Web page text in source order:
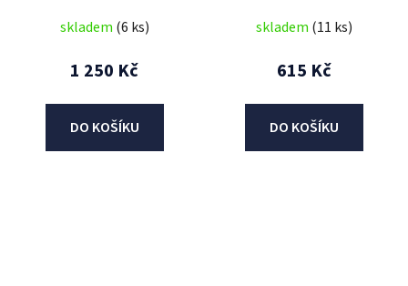
skladem (6 ks)
1 250 Kč
DO KOŠÍKU
skladem (11 ks)
615 Kč
DO KOŠÍKU